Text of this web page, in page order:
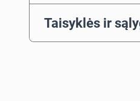
Taisyklės ir